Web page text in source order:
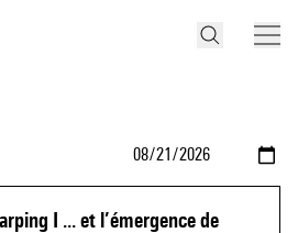
I ... et l’émergence de